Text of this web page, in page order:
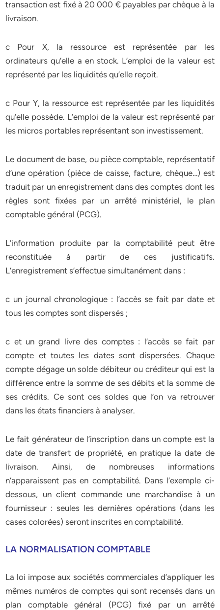
transaction est fixé à 20 000 € payables par chèque à la
livraison.
c Pour X, la ressource est représentée par les
ordinateurs qu’elle a en stock. L’emploi de la valeur est
représenté par les liquidités qu’elle reçoit.
c Pour Y, la ressource est représentée par les liquidités
qu’elle possède. L’emploi de la valeur est représenté par
les micros portables représentant son investissement.
Le document de base, ou pièce comptable, représentatif
d’une opération (pièce de caisse, facture, chèque…) est
traduit par un enregistrement dans des comptes dont les
règles sont fixées par un arrêté ministériel, le plan
comptable général (PCG).
L’information produite par la comptabilité peut être
reconstituée à partir de ces justificatifs.
L’enregistrement s’effectue simultanément dans :
c un journal chronologique : l’accès se fait par date et
tous les comptes sont dispersés ;
c et un grand livre des comptes : l’accès se fait par
compte et toutes les dates sont dispersées. Chaque
compte dégage un solde débiteur ou créditeur qui est la
différence entre la somme de ses débits et la somme de
ses crédits. Ce sont ces soldes que l’on va retrouver
dans les états financiers à analyser.
Le fait générateur de l’inscription dans un compte est la
date de transfert de propriété, en pratique la date de
livraison. Ainsi, de nombreuses informations
n’apparaissent pas en comptabilité. Dans l’exemple ci-
dessous, un client commande une marchandise à un
fournisseur : seules les dernières opérations (dans les
cases colorées) seront inscrites en comptabilité.
LA NORMALISATION COMPTABLE
La loi impose aux sociétés commerciales d’appliquer les
mêmes numéros de comptes qui sont recensés dans un
plan comptable général (PCG) fixé par un arrêté